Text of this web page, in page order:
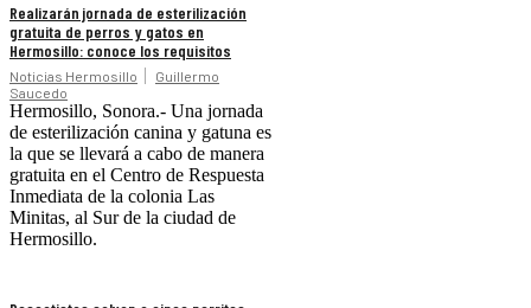
Realizarán jornada de esterilización
gratuita de perros y gatos en
Hermosillo: conoce los requisitos
Noticias Hermosillo
Guillermo
Saucedo
Hermosillo, Sonora.- Una jornada
de esterilización canina y gatuna es
la que se llevará a cabo de manera
gratuita en el Centro de Respuesta
Inmediata de la colonia Las
Minitas, al Sur de la ciudad de
Hermosillo.